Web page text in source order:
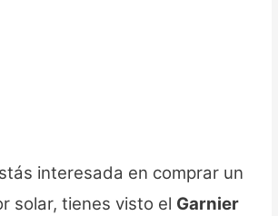
interesada en comprar un
solar, tienes visto el Garnier